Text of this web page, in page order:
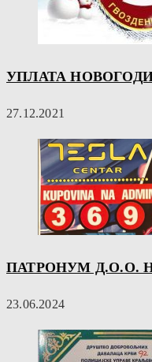
УПЛАТА
27.12.2021
ПАТРОНУМ Д.О.О.
23.06.2024